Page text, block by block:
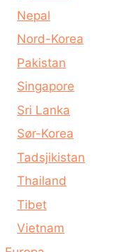
Nepal
Nord-Korea
Pakistan
Singapore
Sri Lanka
Sør-Korea
Tadsjikistan
Thailand
Tibet
Vietnam